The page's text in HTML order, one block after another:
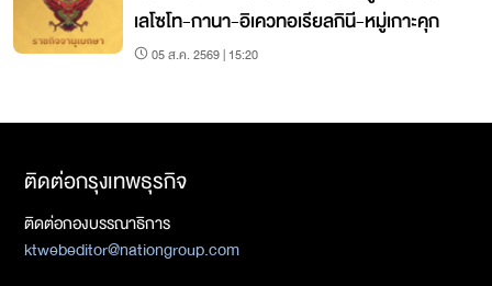
เลโซโท-กานา-อิเควทอเรียลกินี-หมู่เกาะคุก
05 ส.ค. 2569 | 15:20
ติดต่อกรุงเทพธุรกิจ
ติดต่อกองบรรณาธิการ
ktwebeditor@nationgroup.com